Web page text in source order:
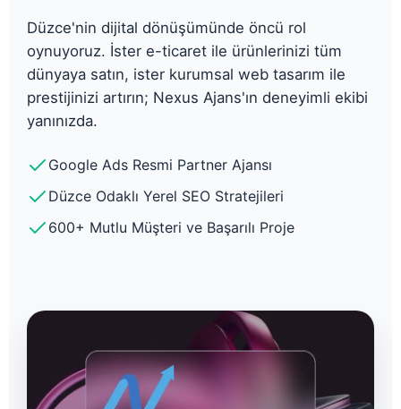
Düzce'nin dijital dönüşümünde öncü rol
oynuyoruz. İster e-ticaret ile ürünlerinizi tüm
dünyaya satın, ister kurumsal web tasarım ile
prestijinizi artırın; Nexus Ajans'ın deneyimli ekibi
yanınızda.
Google Ads Resmi Partner Ajansı
Düzce Odaklı Yerel SEO Stratejileri
600+ Mutlu Müşteri ve Başarılı Proje